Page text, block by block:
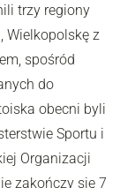
trzy regiony
Wielkopolskę z
spośród
do
obecni byli
Sportu i
Organizacji
zakończy się 7